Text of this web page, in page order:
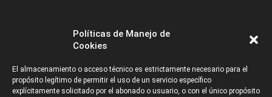
Políticas de Manejo de
Cookies
El almacenamiento o acceso técnico es estrictamente necesario para el
propósito legítimo de permitir el uso de un servicio específico
explícitamente solicitado por el abonado o usuario, o con el único propósito